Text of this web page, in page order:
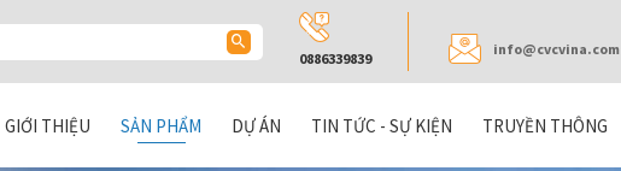
0886339839
info@cvcvina.com
GIỚI THIỆU SẢN PHẨM DỰ ÁN TIN TỨC - SỰ KIỆN TRUYỀN THÔNG